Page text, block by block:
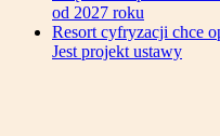
od 2027 roku
Resort cyfryzacji chce
Jest projekt ustawy